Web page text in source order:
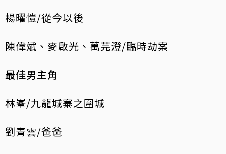
楊曜愷/從今以後
陳偉斌、麥啟光、萬芫澄/臨時劫案
最佳男主角
林峯/九龍城寨之圍城
劉青雲/爸爸